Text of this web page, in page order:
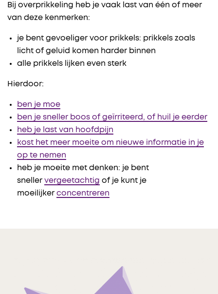
Bij overprikkeling heb je vaak last van één of meer
van deze kenmerken:
je bent gevoeliger voor prikkels: prikkels zoals
licht of geluid komen harder binnen
alle prikkels lijken even sterk
Hierdoor:
ben je moe
ben je sneller boos of geïrriteerd, of huil je eerder
heb je last van hoofdpijn
kost het meer moeite om nieuwe informatie in je
op te nemen
heb je moeite met denken: je bent
sneller vergeetachtig of je kunt je
moeilijker concentreren